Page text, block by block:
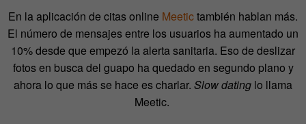
En la aplicación de citas online Meetictambién hablan más.
El número de mensajes entre los usuarios ha aumentado un
10% desde que empezó la alerta sanitaria. Eso de deslizar
fotos en busca del guapo ha quedado en segundo plano y
ahora lo que más se hace es charlar. Slow dating lo llama
Meetic.